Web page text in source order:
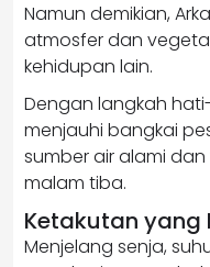
Namun demikian,
atmosfer dan
kehidupan lain.
Dengan langkah
menjauhi bangkai
sumber air alami
malam tiba.
Ketakutan yang
Menjelang senja,